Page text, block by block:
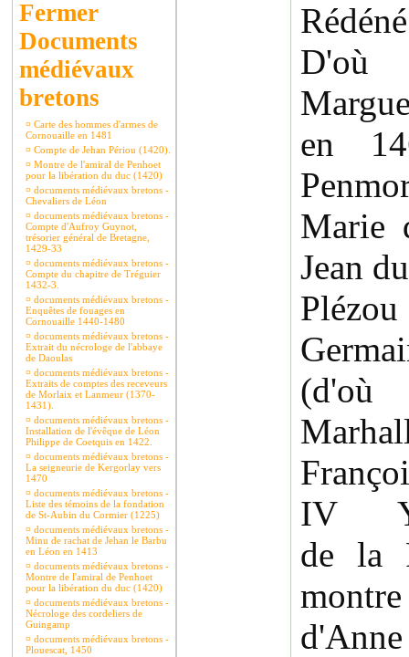
Documents
médiévaux
bretons
¤ Carte des hommes d'armes de
Cornouaille en 1481
¤ Compte de Jehan Périou (1420).
¤ Montre de l'amiral de Penhoet
pour la libération du duc (1420)
¤ documents médiévaux bretons -
Chevaliers de Léon
¤ documents médiévaux bretons -
Compte d'Aufroy Guynot,
trésorier général de Bretagne,
1429-33
¤ documents médiévaux bretons -
Compte du chapitre de Tréguier
1432-3.
¤ documents médiévaux bretons -
Enquêtes de fouages en
Cornouaille 1440-1480
¤ documents médiévaux bretons -
Extrait du nécrologe de l'abbaye
de Daoulas
¤ documents médiévaux bretons -
Extraits de comptes des receveurs
de Morlaix et Lanmeur (1370-
1431).
¤ documents médiévaux bretons -
Installation de l'évêque de Léon
Philippe de Coetquis en 1422.
¤ documents médiévaux bretons -
La seigneurie de Kergorlay vers
1470
¤ documents médiévaux bretons -
Liste des témoins de la fondation
de St-Aubin du Cormier (1225)
¤ documents médiévaux bretons -
Minu de rachat de Jehan le Barbu
en Léon en 1413
¤ documents médiévaux bretons -
Montre de l'amiral de Penhoet
pour la libération du duc (1420)
¤ documents médiévaux bretons -
Nécrologe des cordeliers de
Guingamp
¤ documents médiévaux bretons -
Plouescat, 1450
D'où
en
Marie
Jean
(d'où
IV
de la